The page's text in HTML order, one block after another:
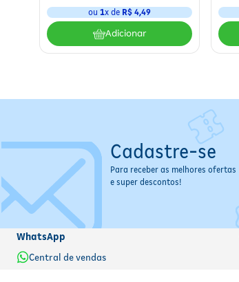
ou1x de R$ 4,49
Adicionar
Cadastre-se
Para receber as melhores ofertas
e super descontos!
WhatsApp
Central de vendas